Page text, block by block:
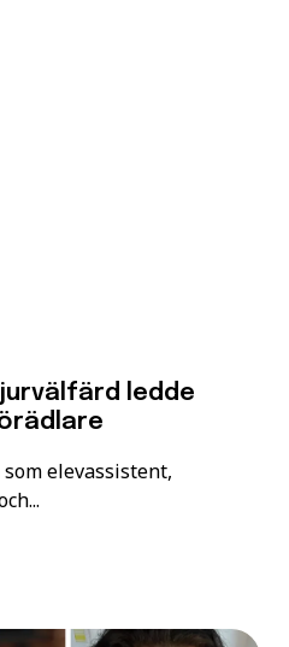
ledde
elevassistent,